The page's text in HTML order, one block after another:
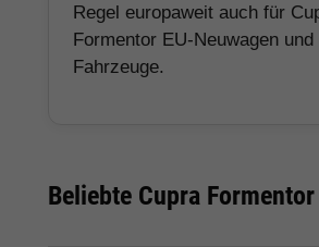
Regel europaweit auch für
Formentor EU-Neuwagen
Fahrzeuge.
Beliebte Cupra